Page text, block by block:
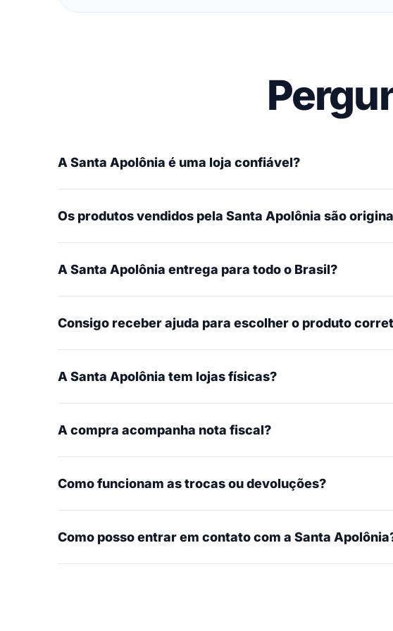
A Santa Apolônia é uma loja confiável?
Os produtos vendidos pela Santa Apolônia são
A Santa Apolônia entrega para todo o Brasil?
Consigo receber ajuda para escolher o produto
A Santa Apolônia tem lojas físicas?
A compra acompanha nota fiscal?
Como funcionam as trocas ou devoluções?
Como posso entrar em contato com a Santa